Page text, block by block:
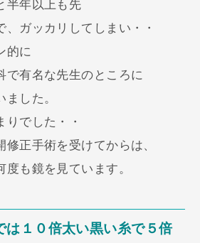
半年以上も先
、ガッカリしてしまい・・
的に
で有名な先生のところに
した。
りでした・・
正手術を受けてからは、
も鏡を見ています。
は１０倍太い黒い糸で５倍